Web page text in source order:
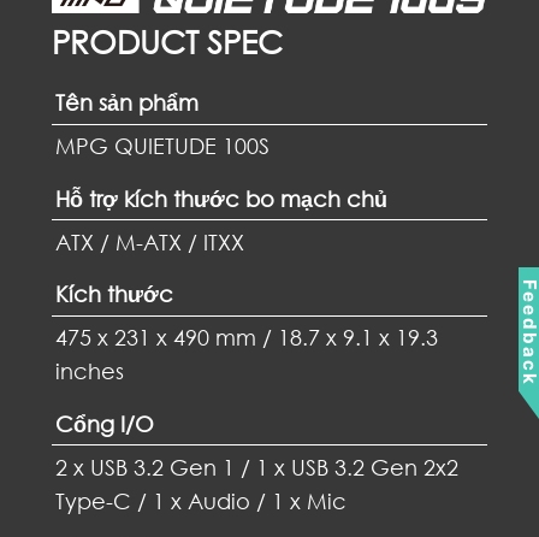
PRODUCT SPEC
Tên sản phẩm
MPG QUIETUDE 100S
Hỗ trợ kích thước bo mạch chủ
ATX / M-ATX / ITXX
Kích thước
475 x 231 x 490 mm / 18.7 x 9.1 x 19.3
inches
Cổng I/O
2 x USB 3.2 Gen 1 / 1 x USB 3.2 Gen 2x2
Type-C / 1 x Audio / 1 x Mic